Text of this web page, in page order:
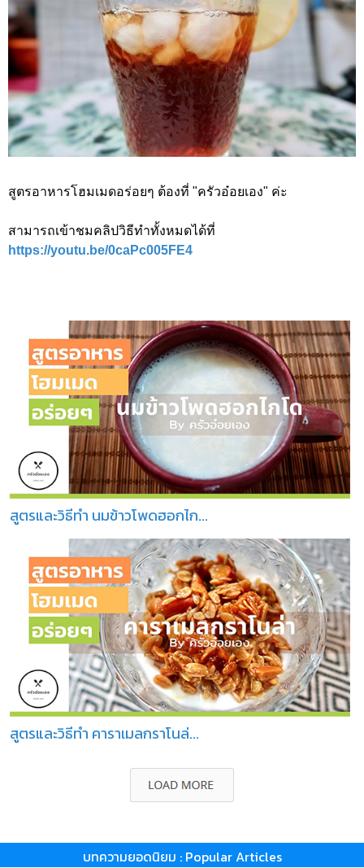
สูตรอาหารโฮมเมดอร่อยๆ ต้องที่ "ครัวอ๋อยเอง" ค่ะ
สามารถเข้าชมคลิปวิธีทำทั้งหมดได้ที่
https://youtu.be/0caPc005FE4
สูตรและวิธีทำ นมข้าวโพดฮอกไก...
สูตรและวิธีทำ คาราเมลกราโนล่...
บทความยอดนิยม : Popular Articles